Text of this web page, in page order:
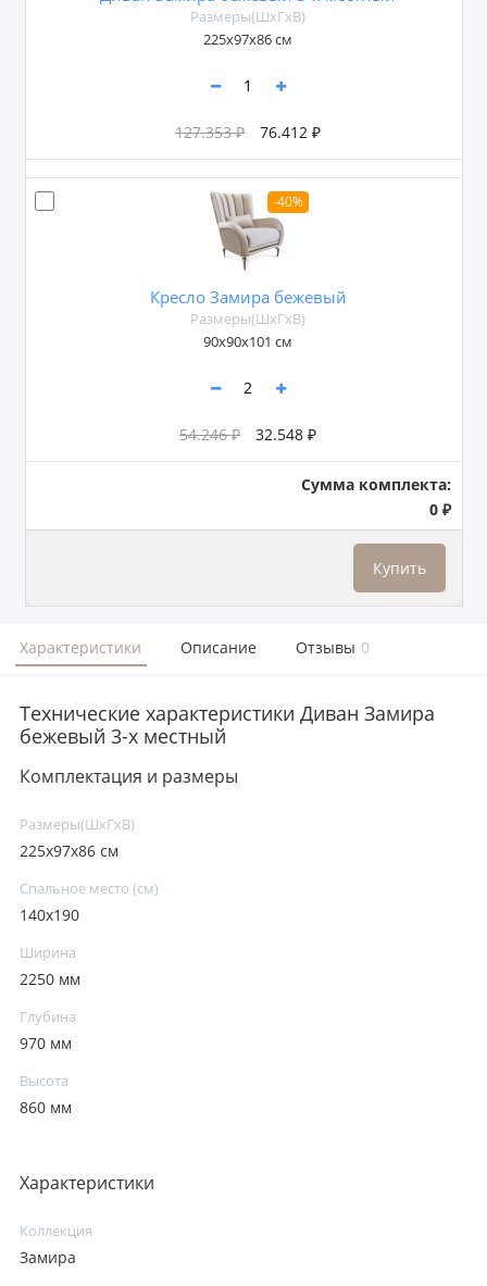
Размеры(ШxГxВ)
225х97х86 см
127.353 ₽ 76.412 ₽
-40%
Кресло Замира бежевый
Размеры(ШxГxВ)
90x90x101 см
54.246 ₽ 32.548 ₽
Сумма комплекта:
0 ₽
Купить
Характеристики Описание Отзывы 0
Технические характеристики Диван Замира
бежевый 3-х местный
Комплектация и размеры
Размеры(ШxГxВ)
225х97х86 см
Спальное место (см)
140x190
Ширина
2250 мм
Глубина
970 мм
Высота
860 мм
Характеристики
Коллекция
Замира